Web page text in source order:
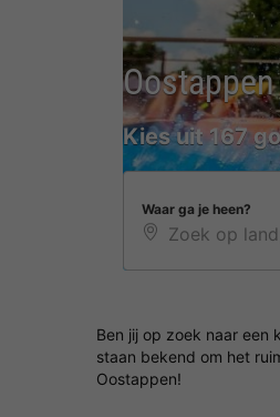
Kies uit 167
Waar ga je heen?
Ben jij op zoek naar een
staan bekend om het
Oostappen!